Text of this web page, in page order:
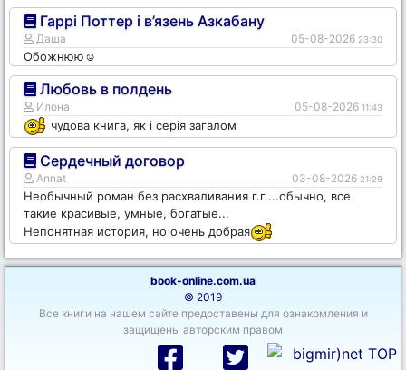
Гаррі Поттер і в’язень Азкабану
Даша 05-08-2026 23:30
Обожнюю☺️
Любовь в полдень
Илона 05-08-2026 11:43
чудова книга, як і серія загалом
Сердечный договор
Annat 03-08-2026 21:29
Необычный роман без расхваливания г.г....обычно, все
такие красивые, умные, богатые...
Непонятная история, но очень добрая
book-online.com.ua
© 2019
Все книги на нашем сайте предоставены для ознакомления и
защищены авторским правом